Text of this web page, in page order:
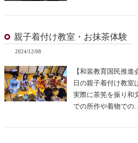
親子着付け教室・お抹茶体験
2024/12/08
【和装教育国民推
日の親子着付け教室
実際に茶筅を振り和
での所作や着物での